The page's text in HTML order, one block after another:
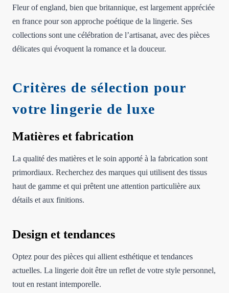
Fleur of england, bien que britannique, est largement appréciée
en france pour son approche poétique de la lingerie. Ses
collections sont une célébration de l’artisanat, avec des pièces
délicates qui évoquent la romance et la douceur.
Critères de sélection pour
votre lingerie de luxe
Matières et fabrication
La qualité des matières et le soin apporté à la fabrication sont
primordiaux. Recherchez des marques qui utilisent des tissus
haut de gamme et qui prêtent une attention particulière aux
détails et aux finitions.
Design et tendances
Optez pour des pièces qui allient esthétique et tendances
actuelles. La lingerie doit être un reflet de votre style personnel,
tout en restant intemporelle.